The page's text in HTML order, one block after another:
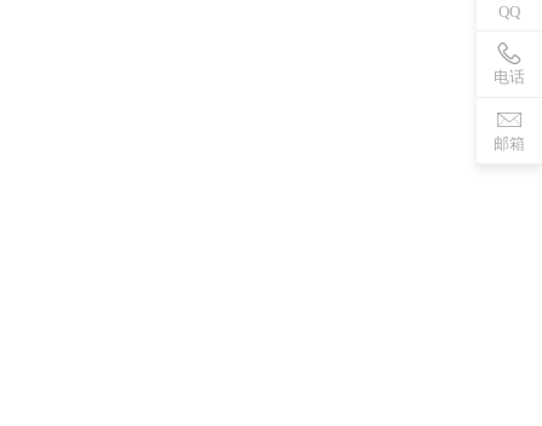
QQ
电话
邮箱